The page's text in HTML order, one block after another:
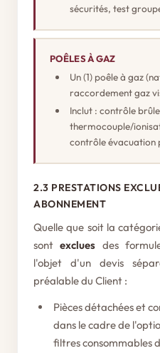
sécurités, test
POÊLES À GAZ
Un (1) poêle à gaz
raccordement gaz
Inclut : contrôle
thermocouple/
contrôle évacuation
2.3 PRESTATIONS
ABONNEMENT
Quelle que soit la
sontexclues des
l'objet d'un devis
préalable du Client :
Pièces détachées et
dans le cadre de
filtres consommables